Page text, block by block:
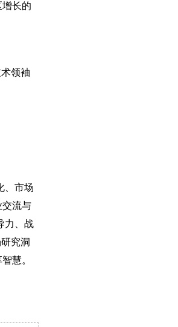
长的
领袖
、市场
交流与
力、战
究洞
慧。